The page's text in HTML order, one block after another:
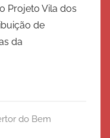
r
E
x
t
Projeto Vila dos
de
da
do Bem